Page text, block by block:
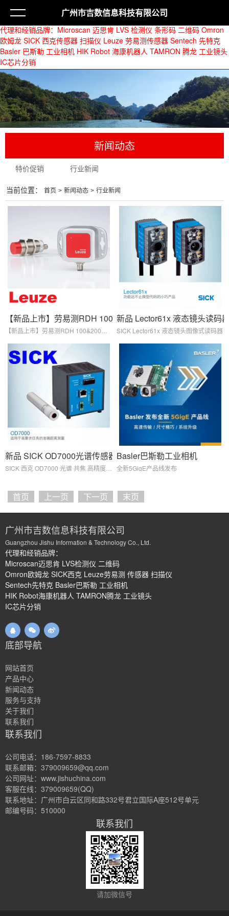
广州市吉数信息科技有限公司
代理和经销品牌： Microscan 迈思肯 LVS 检测仪 条形码 二维码 Omron
欧姆龙 SICK 西克传感器 扫描仪 Leuze 劳易测传感器 Sentech 先特克
Basler 巴斯勒 工业相机 HIK Robot 海康机器人 TAMRON 腾龙 工业镜头
IC芯片分销
新闻动态
特价促销 行业新闻
当前位置： 首页 > 新闻动态 > 行业新闻
【新品上市】劳易测RDH 100&200系列RFID阅读器
新品 Lector61x 液态镜头读码
SICK Lector61x 液态镜头图像式读码器
新品 SICK OD7000光谱传感器 Basler巴斯勒工业相机
全新5GigE产品线发布
首页 上一页 下一页 末页
广州市吉数信息科技有限公司
Guangzhou Jishu Information & Technology Co., Ltd.
代理和经销品牌：
Microscan迈思肯 LVS检测仪 二维码
Omron欧姆龙 SICK西克 Leuze劳易测 传感器 扫描仪
Sentech先特克 Basler巴斯勒 工业相机
HIK Robot海康机器人 TAMRON腾龙 工业镜头
IC芯片分销
底部导航
网站首页
产品中心
新闻动态
服务与支持
关于我们
联系我们
联系我们
公司电话：186-7597-8833
联系邮箱：379009659@qq.com
公司网址：www.jishuchina.com
客服在线：379009659(QQ)
联系地址： 广州市白云区同和路332号君立国际A座512号单元
邮编号码：510000
联系我们
请加微信号